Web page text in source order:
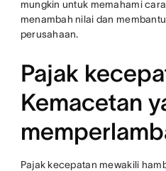
mungkin untuk memahami
menambah nilai dan
perusahaan.
Pajak
Kemacetan
Pajak kecepatan mewakili